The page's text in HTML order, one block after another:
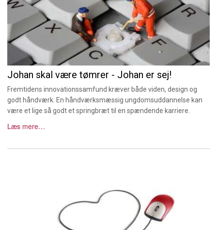
Johan skal være tømrer - Johan er sej!
Fremtidens innovationssamfund kræver både viden, design og
godt håndværk. En håndværksmæssig ungdomsuddannelse kan
være et lige så godt et springbræt til en spændende karriere.
Læs mere…